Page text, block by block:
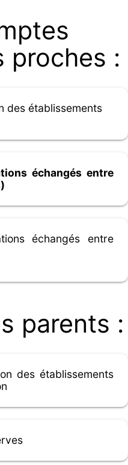
proches :
des établissements
échangés entre
échangés entre
parents :
des établissements